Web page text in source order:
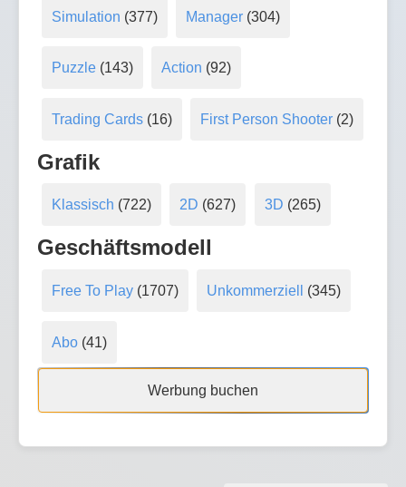
Simulation (377) Manager (304)
Puzzle(143) Action (92)
Trading Cards(16) First Person Shooter (2)
Grafik
Klassisch (722) 2D (627) 3D (265)
Geschäftsmodell
Free To Play(1707) Unkommerziell (345)
Abo(41)
Werbung buchen